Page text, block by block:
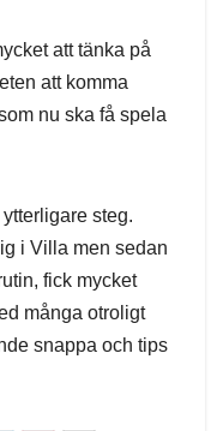
att tänka på
att komma
nu ska få spela
steg.
i Villa men sedan
fick mycket
många otroligt
snappa och tips